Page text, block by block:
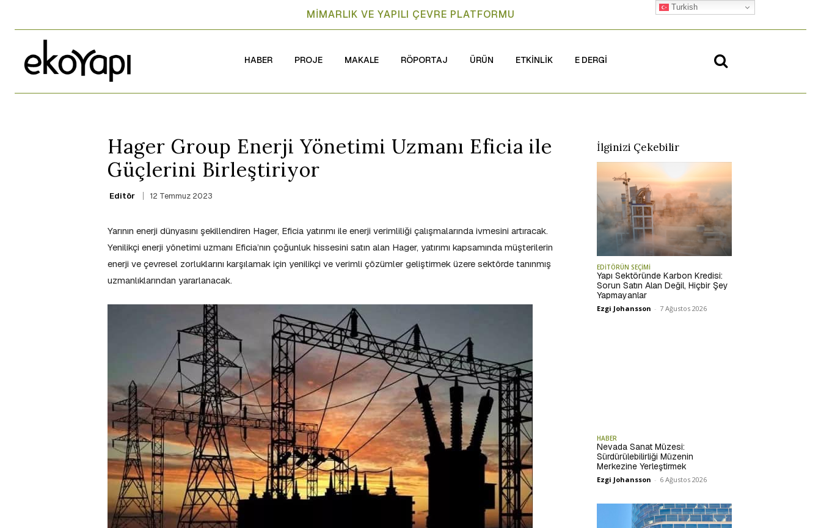
MİMARLIK VE YAPILI ÇEVRE PLATFORMU
HABER PROJE MAKALE RÖPORTAJ ÜRÜN ETKİNLİK E DERGİ
Hager Group Enerji Yönetimi Uzmanı Eficia ile
Güçlerini Birleştiriyor
Editör 12 Temmuz 2023
Yarının enerji dünyasını şekillendiren Hager, Eficia yatırımı ile enerji verimliliği çalışmalarında ivmesini artıracak.
Yenilikçi enerji yönetimi uzmanı Eficia’nın çoğunluk hissesini satın alan Hager, yatırımı kapsamında müşterilerin
enerji ve çevresel zorluklarını karşılamak için yenilikçi ve verimli çözümler geliştirmek üzere sektörde tanınmış
uzmanlıklarından yararlanacak.
İlginizi Çekebilir
EDİTÖRÜN SEÇİMİ
Yapı Sektöründe Karbon Kredisi:
Sorun Satın Alan Değil, Hiçbir Şey
Yapmayanlar
Ezgi Johansson - 7 Ağustos 2026
HABER
Nevada Sanat Müzesi:
Sürdürülebilirliği Müzenin
Merkezine Yerleştirmek
Ezgi Johansson - 6 Ağustos 2026
Turkish